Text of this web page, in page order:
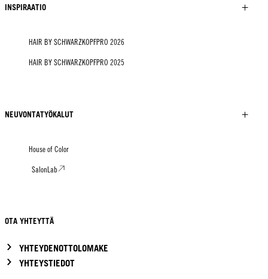
INSPIRAATIO
HAIR BY SCHWARZKOPFPRO 2026
HAIR BY SCHWARZKOPFPRO 2025
NEUVONTATYÖKALUT
House of Color
SalonLab
OTA YHTEYTTÄ
YHTEYDENOTTOLOMAKE
YHTEYSTIEDOT